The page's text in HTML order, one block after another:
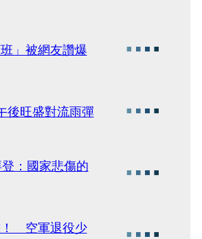
」被網友讚爆
旺盛對流雨彈
：國家悲傷的
！ 空軍退役少